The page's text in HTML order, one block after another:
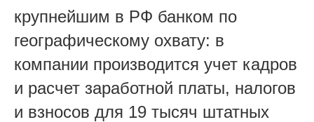
крупнейшим в РФ банком по
географическому охвату: в
компании производится учет кадров
и расчет заработной платы, налогов
и взносов для 19 тысяч штатных